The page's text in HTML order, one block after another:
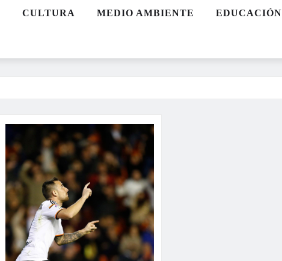
CULTURA MEDIO AMBIENTE EDUCACIÓN